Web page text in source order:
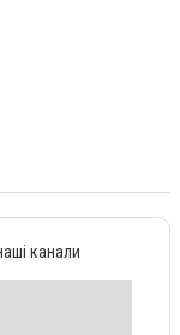
канали